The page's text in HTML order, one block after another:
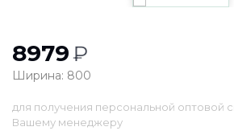
8979₽
Ширина: 800
для получения персональной оптовой
Вашему менеджеру